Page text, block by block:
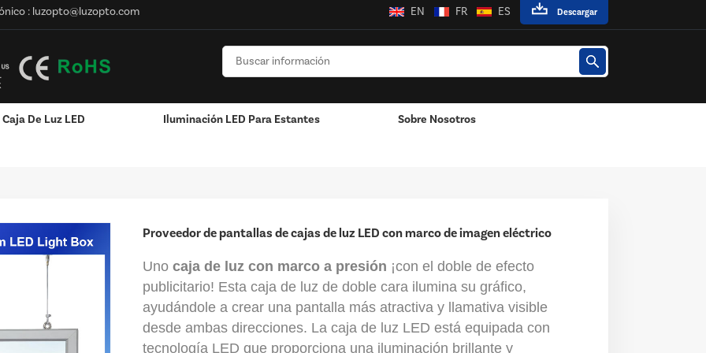
: luzopto@luzopto.com Descargar
EN FR ES
Caja De Luz LED Iluminación LED Para Estantes Sobre Nosotros
Proveedor de pantallas de cajas de luz LED con marco de imagen eléctrico
Uno caja de luz con marco a presión ¡con el doble de efecto
publicitario! Esta caja de luz de doble cara ilumina su gráfico,
ayudándole a crear una pantalla más atractiva y llamativa visible
desde ambas direcciones. La caja de luz LED está equipada con
tecnología LED que proporciona una iluminación brillante y